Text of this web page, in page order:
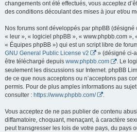
changements ont été effectués, vous acceptez
des conditions découlant des mises à jour et/ou
Nos forums sont développés par phpBB
« leur », « logiciel phpBB », « www.phpbb.com »,
« Équipes phpBB ») qui est un script libre de
GNU General Public License v2
» (désigné ci-
être téléchargé depuis www.phpbb.com
. Le
seulement les discussions sur Internet. phpBB
de ce que nous acceptons ou n’acceptons pas
permis. Pour de plus amples informations au
consulter : https://www.phpbb.com/
Vous acceptez de ne pas publier de contenu
diffamatoire, choquant, menaçant, à caractère
peut transgresser les lois de votre pays, du pays